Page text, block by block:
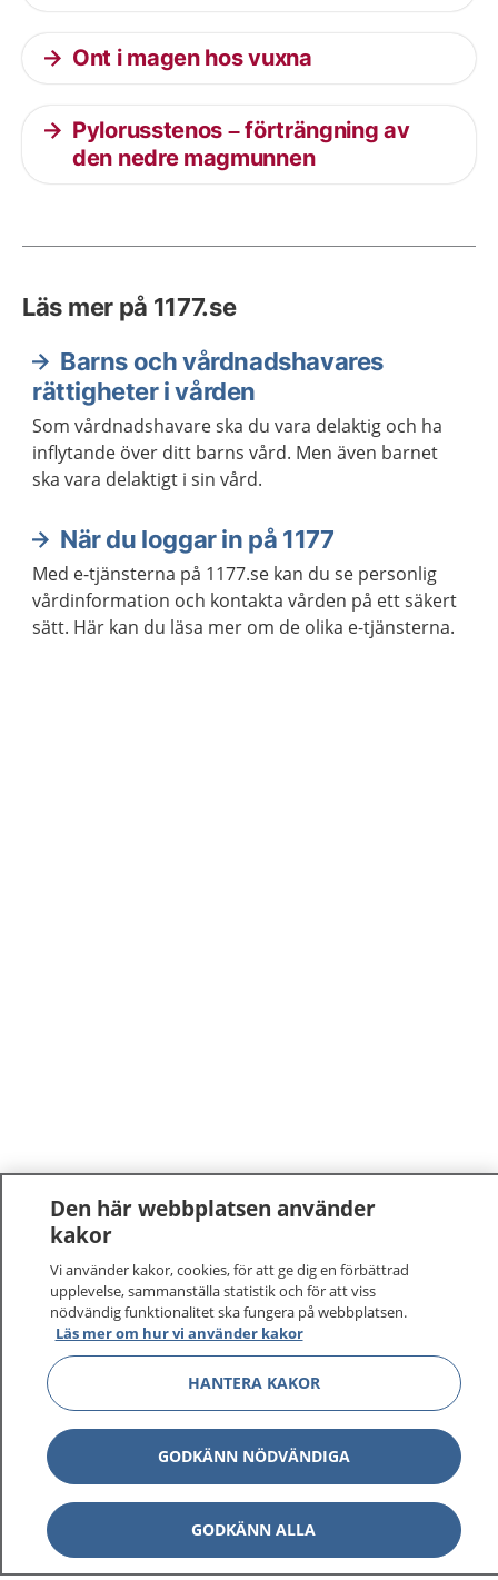
Ont i magen hos vuxna
Pylorusstenos – förträngning av
den nedre magmunnen
Läs mer på 1177.se
Barns och vårdnadshavares
rättigheter i vården
Som vårdnadshavare ska du vara delaktig och ha
inflytande över ditt barns vård. Men även barnet
ska vara delaktigt i sin vård.
När du loggar in på 1177
Med e-tjänsterna på 1177.se kan du se personlig
vårdinformation och kontakta vården på ett säkert
sätt. Här kan du läsa mer om de olika e-tjänsterna.
1177–tryggt om din hälsa och vård
På 1177.se får du råd om hälsa och information om
sjukdomar och vilka mottagningar du kan kontakta.
Logga in för att läsa din journal och göra dina
vårdärenden. Ring telefonnummer 1177 för
sjukvårdsrådgivning dygnet runt.
1177 ger dig råd när du vill må bättre.
Den här webbplatsen använder
kakor
Vi använder kakor, cookies, för att ge dig en förbättrad
upplevelse, sammanställa statistik och för att viss
nödvändig funktionalitet ska fungera på webbplatsen.
Läs mer om hur vi använder kakor
HANTERA KAKOR
GODKÄNN NÖDVÄNDIGA
GODKÄNN ALLA